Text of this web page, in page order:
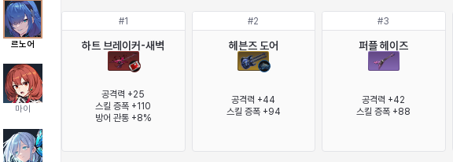
르노어
마이
#1
하트 브레이커-새벽
공격력 +25
스킬 증폭 +110
방어 관통 +8%
#2
헤븐즈 도어
공격력 +44
스킬 증폭 +94
#3
퍼플 헤이즈
공격력 +42
스킬 증폭 +88